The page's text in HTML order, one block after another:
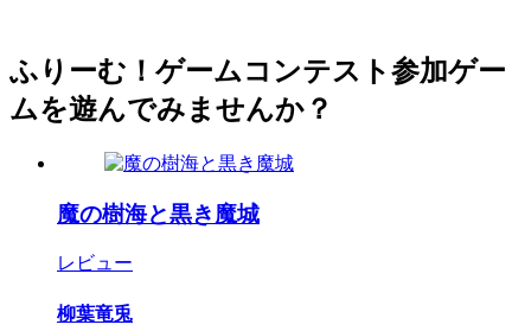
ふりーむ！ゲームコンテスト参加ゲー
ムを遊んでみませんか？
魔の樹海と黒き魔城
レビュー
柳葉竜兎